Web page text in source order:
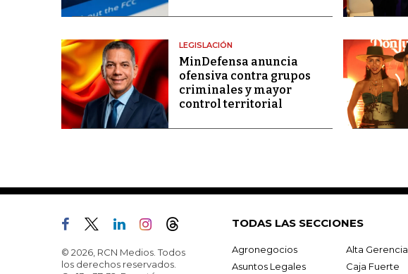
LEGISLACIÓN
MinDefensa anuncia
ofensiva contra grupos
criminales y mayor
control territorial
© 2026, RCN Medios. Todos
los derechos reservados.
TODAS LAS SECCIONES
Agronegocios Alta Gerencia
Asuntos Legales
Caja Fuerte